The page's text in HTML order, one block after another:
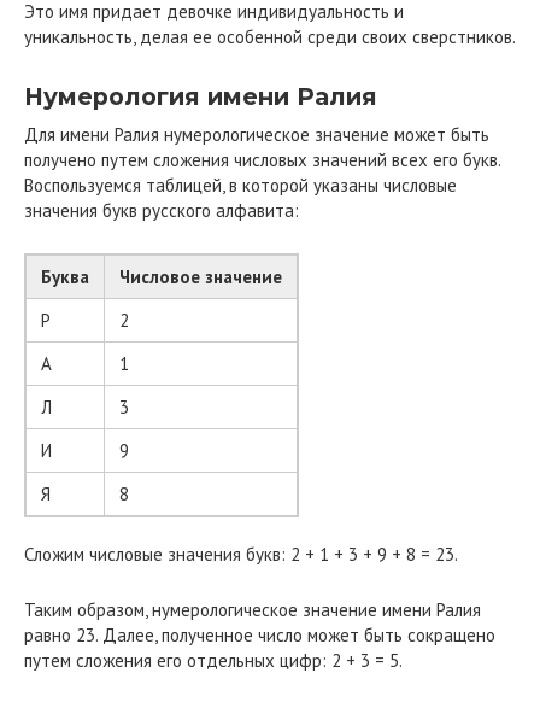
Это имя придает девочке индивидуальность и
уникальность, делая ее особенной среди своих сверстников.
Нумерология имени Ралия
Для имени Ралия нумерологическое значение может быть
получено путем сложения числовых значений всех его букв.
Воспользуемся таблицей, в которой указаны числовые
значения букв русского алфавита:
Буква
Числовое значение
Р
2
А
1
Л
3
И
9
Я
8
Сложим числовые значения букв: 2 + 1 + 3 + 9 + 8 = 23.
Таким образом, нумерологическое значение имени Ралия
равно 23. Далее, полученное число может быть сокращено
путем сложения его отдельных цифр: 2 + 3 = 5.